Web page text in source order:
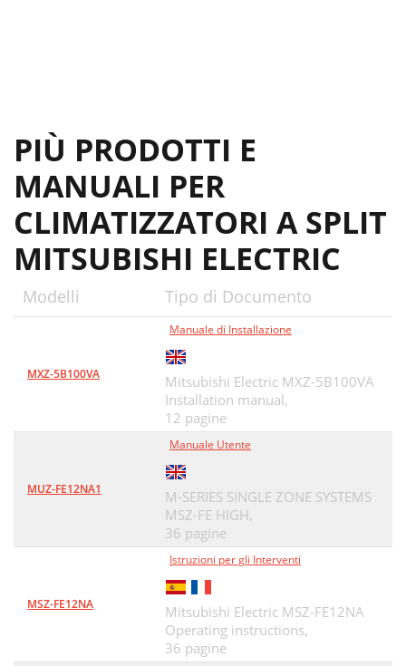
PIÙ PRODOTTI E
MANUALI PER
CLIMATIZZATORI A SPLIT
MITSUBISHI ELECTRIC
Modelli Tipo di Documento
MXZ-5B100VA
Manuale di Installazione
Mitsubishi Electric MXZ-5B100VA
Installation manual,
12 pagine
MUZ-FE12NA1
Manuale Utente
M-SERIES SINGLE ZONE SYSTEMS
MSZ-FE HIGH,
36 pagine
MSZ-FE12NA
Istruzioni per gli Interventi
Mitsubishi Electric MSZ-FE12NA
Operating instructions,
36 pagine